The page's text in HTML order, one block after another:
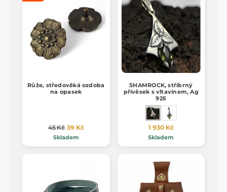
Růže, středověká ozdoba
na opasek
45 Kč 39 Kč
Skladem
SHAMROCK, stříbrný
přívěsek s vltavínem, Ag
925
1 930 Kč
Skladem